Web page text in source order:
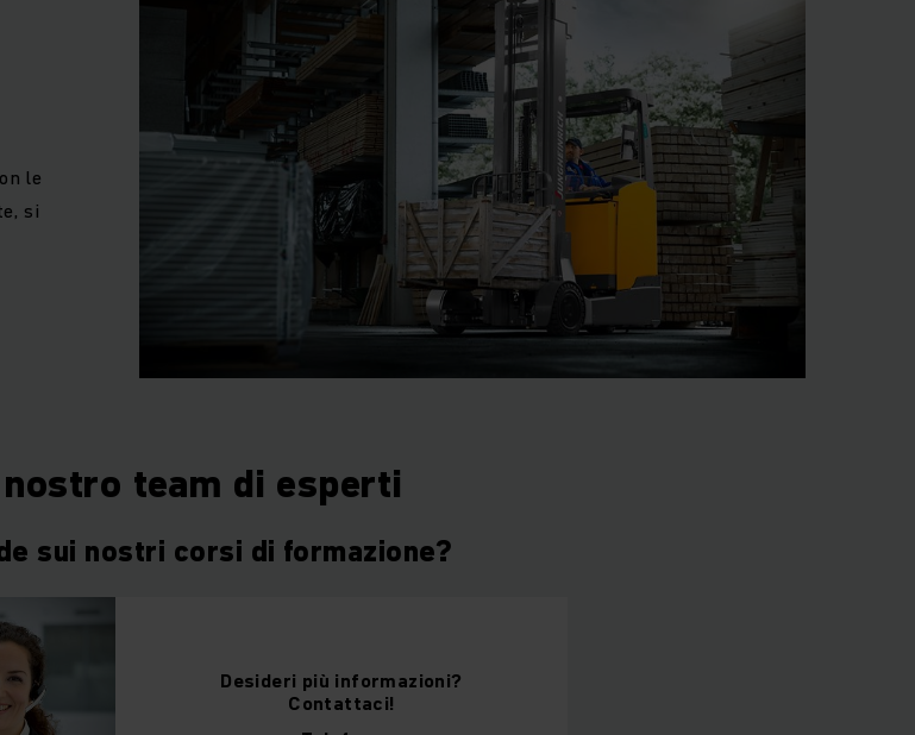
le
si
team di esperti
sui nostri corsi di formazione?
Desideri più informazioni?
Contattaci!